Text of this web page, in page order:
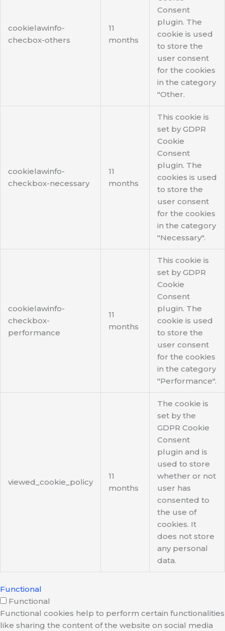
cookielawinfo-
checbox-others
11
months
Consent
plugin. The
cookie is used
to store the
user consent
for the cookies
in the category
"Other.
cookielawinfo-
checkbox-necessary
11
months
This cookie is
set by GDPR
Cookie
Consent
plugin. The
cookies is used
to store the
user consent
for the cookies
in the category
"Necessary".
cookielawinfo-
checkbox-
performance
11
months
This cookie is
set by GDPR
Cookie
Consent
plugin. The
cookie is used
to store the
user consent
for the cookies
in the category
"Performance".
viewed_cookie_policy
11
months
The cookie is
set by the
GDPR Cookie
Consent
plugin and is
used to store
whether or not
user has
consented to
the use of
cookies. It
does not store
any personal
data.
Functional
Functional
Functional cookies help to perform certain functionalities
like sharing the content of the website on social media